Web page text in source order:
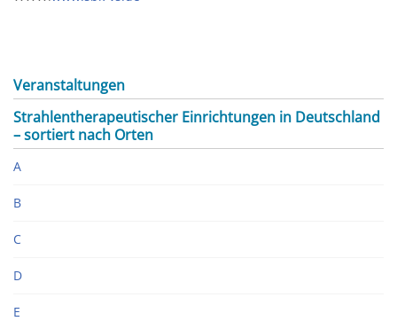
Veranstaltungen
Strahlentherapeutischer Einrichtungen in Deutschland
– sortiert nach Orten
A
B
C
D
E